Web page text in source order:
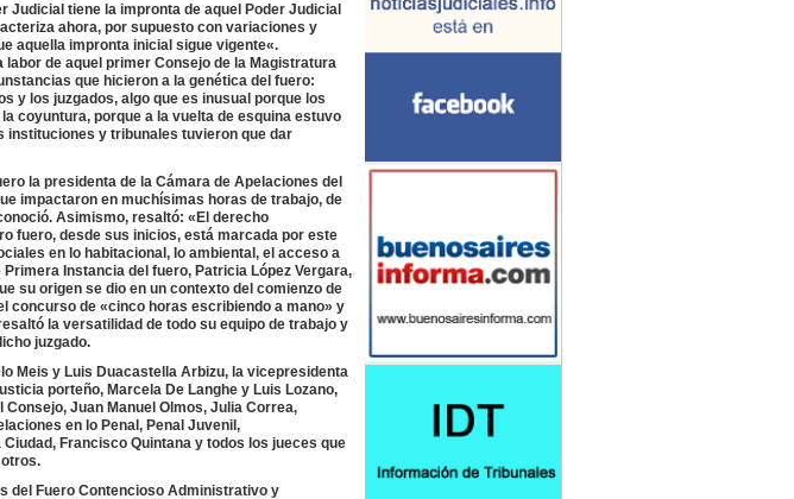
tiene la impronta de aquel Poder Judicial
ahora, por supuesto con variaciones y
aquella impronta inicial sigue vigente«.
de aquel primer Consejo de la Magistratura
que hicieron a la genética del fuero:
y los juzgados, algo que es inusual porque los
coyuntura, porque a la vuelta de esquina estuvo
instituciones y tribunales tuvieron que dar
la presidenta de la Cámara de Apelaciones del
impactaron en muchísimas horas de trabajo, de
Asimismo, resaltó: «El derecho
fuero, desde sus inicios, está marcada por este
en lo habitacional, lo ambiental, el acceso a
Instancia del fuero, Patricia López Vergara,
su origen se dio en un contexto del comienzo de
concurso de «cinco horas escribiendo a mano» y
la versatilidad de todo su equipo de trabajo y
juzgado.
Meis y Luis Duacastella Arbizu, la vicepresidenta
porteño, Marcela De Langhe y Luis Lozano,
Juan Manuel Olmos, Julia Correa,
en lo Penal, Penal Juvenil,
Francisco Quintana y todos los jueces que
del Fuero Contencioso Administrativo y